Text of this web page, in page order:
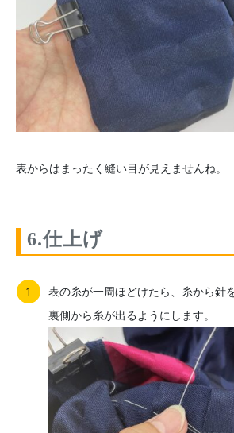
表からはまったく縫い目が見えませんね。
6.仕上げ
表の糸が一周ほどけたら、糸から針
裏側から糸が出るようにします。